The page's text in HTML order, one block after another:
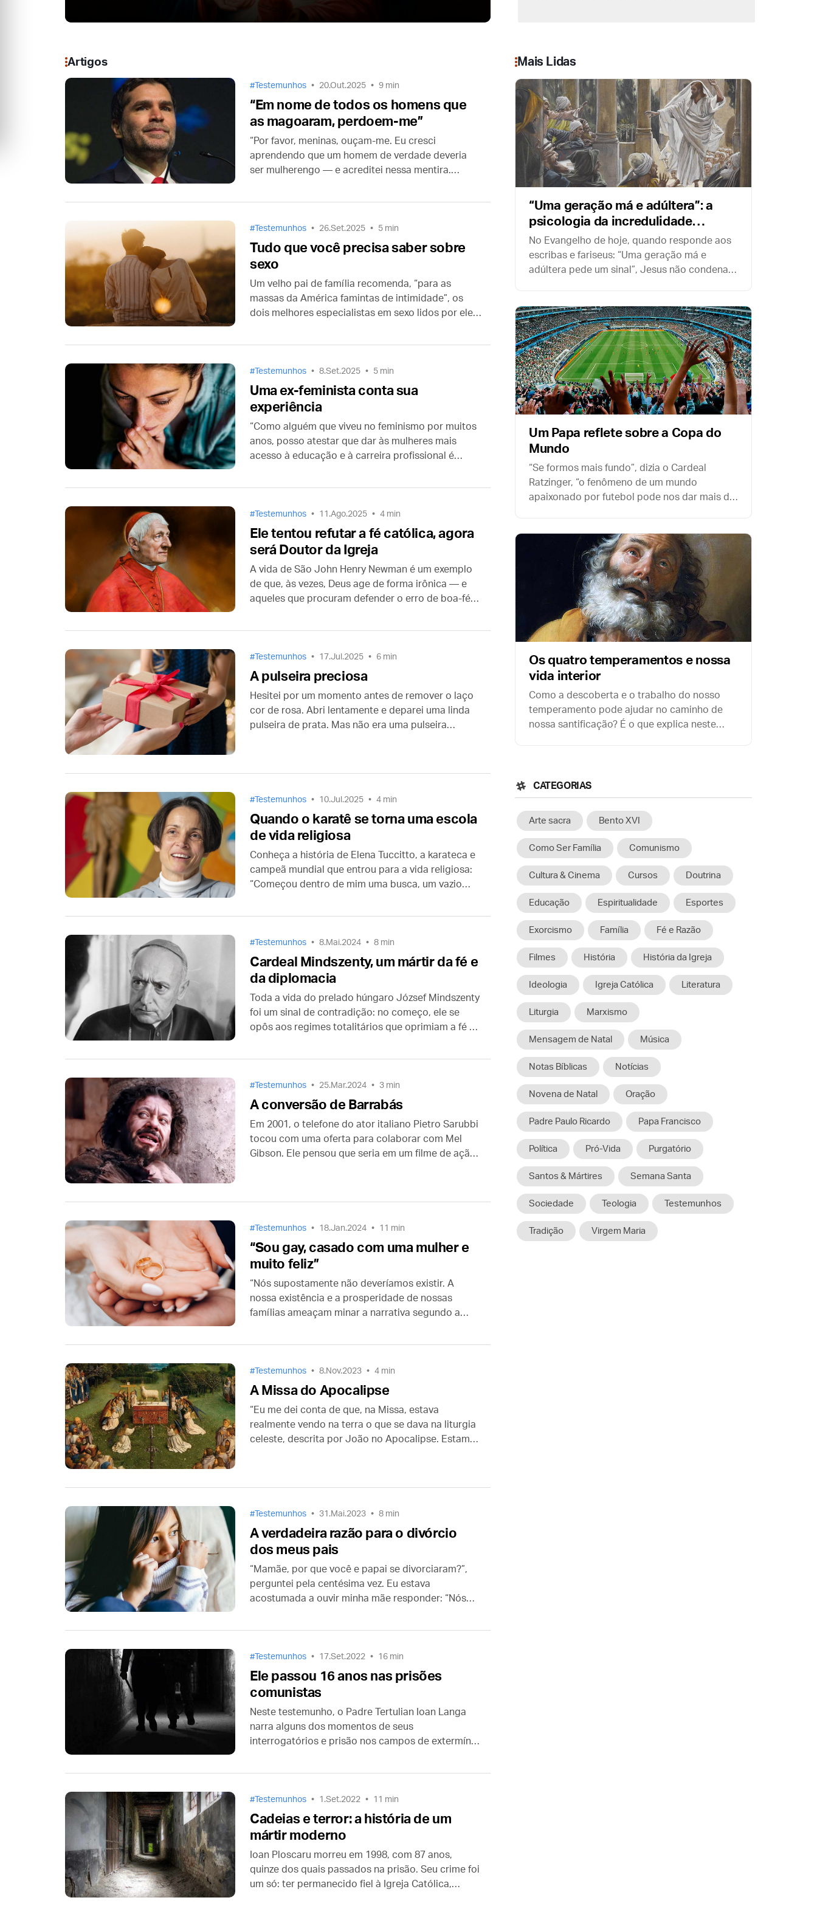
Artigos
Testemunhos 20.Out.2025 9 min
“Em nome de todos os homens que
as magoaram, perdoem-me”
“Por favor, meninas, ouçam-me. Eu cresci
aprendendo que um homem de verdade deveria
ser mulherengo — e acreditei nessa mentira.
Testemunhos 26.Set.2025 5 min
Tudo que você precisa saber sobre
sexo
Um velho pai de família recomenda, “para as
massas da América famintas de intimidade”, os
dois melhores especialistas em sexo lidos por ele
Testemunhos 8.Set.2025 5 min
Uma ex-feminista conta sua
experiência
“Como alguém que viveu no feminismo por muitos
anos, posso atestar que dar às mulheres mais
acesso à educação e à carreira profissional é
Testemunhos 11.Ago.2025 4 min
Ele tentou refutar a fé católica, agora
será Doutor da Igreja
A vida de São John Henry Newman é um exemplo
de que, às vezes, Deus age de forma irônica — e
aqueles que procuram defender o erro de boa-fé
Testemunhos 17.Jul.2025 6 min
A pulseira preciosa
Hesitei por um momento antes de remover o laço
cor de rosa. Abri lentamente e deparei uma linda
pulseira de prata. Mas não era uma pulseira
Testemunhos 10.Jul.2025 4 min
Quando o karatê se torna uma escola
de vida religiosa
Conheça a história de Elena Tuccitto, a karateca e
campeã mundial que entrou para a vida religiosa:
“Começou dentro de mim uma busca, um vazio
Testemunhos 8.Mai.2024 8 min
Cardeal Mindszenty, um mártir da fé e
da diplomacia
Toda a vida do prelado húngaro József Mindszenty
foi um sinal de contradição: no começo, ele se
opôs aos regimes totalitários que oprimiam a fé e
Testemunhos 25.Mar.2024 3 min
A conversão de Barrabás
Em 2001, o telefone do ator italiano Pietro Sarubbi
tocou com uma oferta para colaborar com Mel
Gibson. Ele pensou que seria em um filme de ação,
Testemunhos 18.Jan.2024 11 min
“Sou gay, casado com uma mulher e
muito feliz”
“Nós supostamente não deveríamos existir. A
nossa existência e a prosperidade de nossas
famílias ameaçam minar a narrativa segundo a
Testemunhos 8.Nov.2023 4 min
A Missa do Apocalipse
“Eu me dei conta de que, na Missa, estava
realmente vendo na terra o que se dava na liturgia
celeste, descrita por João no Apocalipse. Estamos
Testemunhos 31.Mai.2023 8 min
A verdadeira razão para o divórcio
dos meus pais
“Mamãe, por que você e papai se divorciaram?”,
perguntei pela centésima vez. Eu estava
acostumada a ouvir minha mãe responder: “Nós
Testemunhos 17.Set.2022 16 min
Ele passou 16 anos nas prisões
comunistas
Neste testemunho, o Padre Tertulian Ioan Langa
narra alguns dos momentos de seus
interrogatórios e prisão nos campos de extermínio
Testemunhos 1.Set.2022 11 min
Cadeias e terror: a história de um
mártir moderno
Ioan Ploscaru morreu em 1998, com 87 anos,
quinze dos quais passados na prisão. Seu crime foi
um só: ter permanecido fiel à Igreja Católica,
Mais Lidas
“Uma geração má e adúltera”: a
psicologia da incredulidade
segundo os Evangelhos
No Evangelho de hoje, quando responde aos
escribas e fariseus: “Uma geração má e
adúltera pede um sinal”, Jesus não condena o
disposição interior com que ele é pedido.
Um Papa reflete sobre a Copa do
Mundo
“Se formos mais fundo”, dizia o Cardeal
Ratzinger, “o fenômeno de um mundo
apaixonado por futebol pode nos dar mais do
Os quatro temperamentos e nossa
vida interior
Como a descoberta e o trabalho do nosso
temperamento pode ajudar no caminho de
nossa santificação? É o que explica neste
CATEGORIAS
Arte sacra Bento XVI
Como Ser Família Comunismo
Cultura & Cinema Cursos Doutrina
Educação Espiritualidade Esportes
Exorcismo Família Fé e Razão
Filmes História História da Igreja
Ideologia Igreja Católica Literatura
Liturgia Marxismo
Mensagem de Natal Música
Notas Bíblicas Notícias
Novena de Natal Oração
Padre Paulo Ricardo Papa Francisco
Política Pró-Vida Purgatório
Santos & Mártires Semana Santa
Sociedade Teologia Testemunhos
Tradição Virgem Maria